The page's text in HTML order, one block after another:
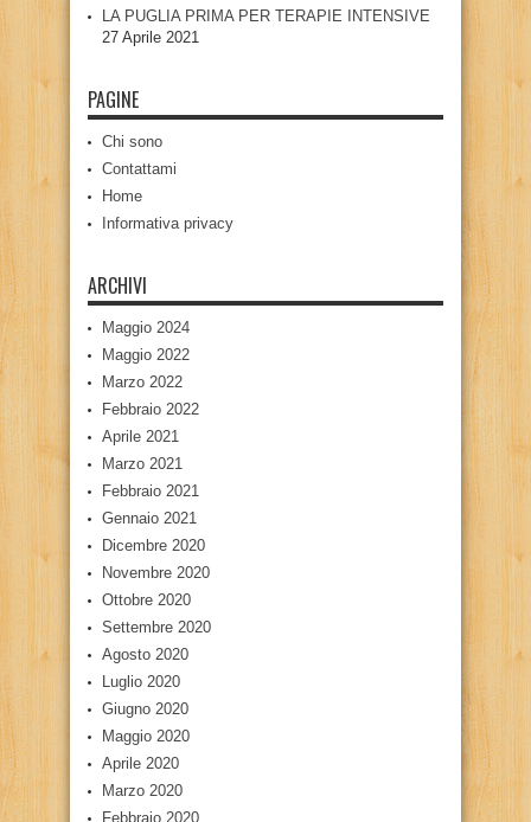
LA PUGLIA PRIMA PER TERAPIE INTENSIVE
27 Aprile 2021
PAGINE
Chi sono
Contattami
Home
Informativa privacy
ARCHIVI
Maggio 2024
Maggio 2022
Marzo 2022
Febbraio 2022
Aprile 2021
Marzo 2021
Febbraio 2021
Gennaio 2021
Dicembre 2020
Novembre 2020
Ottobre 2020
Settembre 2020
Agosto 2020
Luglio 2020
Giugno 2020
Maggio 2020
Aprile 2020
Marzo 2020
Febbraio 2020